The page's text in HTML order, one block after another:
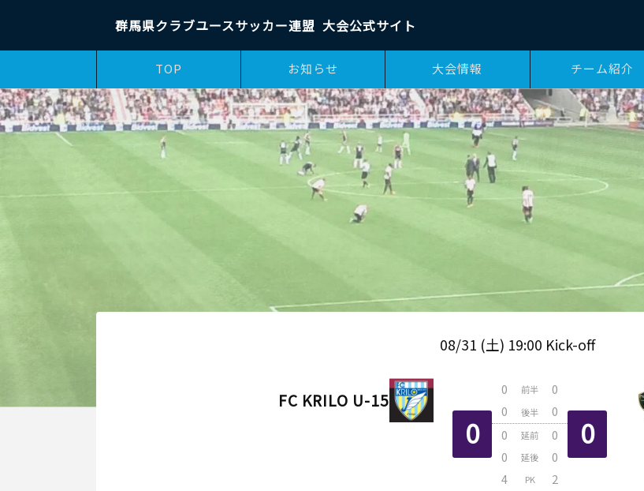
群馬県クラブユースサッカー連盟 大会公式サイト
TOP お知らせ 大会情報 チーム紹介
08/31 (土) 19:00 Kick-off
FC KRILO U-15
0
0 前半
0
0
後半
0
0
延前
0
0
延後
0
4
PK 2
0